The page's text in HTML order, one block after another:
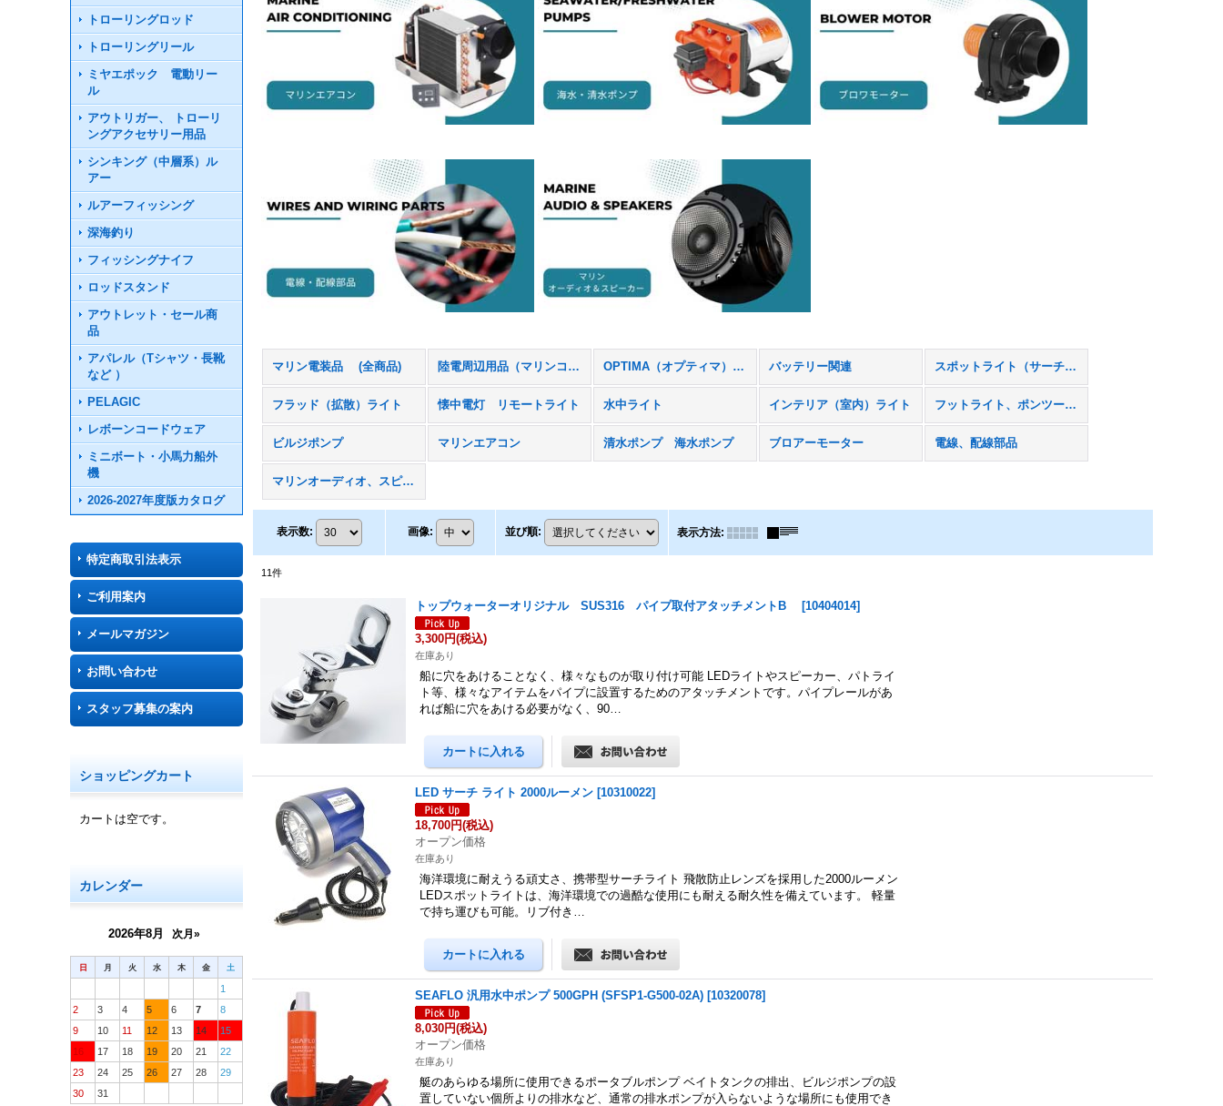
トローリングロッド
トローリングリール
ミヤエポック 電動リー
ル
アウトリガー、 トローリ
ングアクセサリー用品
シンキング（中層系）ル
アー
ルアーフィッシング
深海釣り
フィッシングナイフ
ロッドスタンド
アウトレット・セール商
品
アパレル（Tシャツ・長靴
など ）
PELAGIC
レボーンコードウェア
ミニボート・小馬力船外
機
2026-2027年度版カタログ
特定商取引法表示
ご利用案内
メールマガジン
お問い合わせ
スタッフ募集の案内
ショッピングカート
カートは空です。
カレンダー
2026年8月 次月»
日 月 火 水 木 金 土
1
2
3 4 5 6 7
8
9
10 11 12 13 14
15
16
17 18 19 20 21
22
23
24 25 26 27 28
29
30
31
マリン電装品 (全商品) 陸電周辺用品（マリンコ社） OPTIMA（オプティマ）バッテリー バッテリー関連 スポットライト（サーチライト）
フラッド（拡散）ライト 懐中電灯 リモートライト 水中ライト インテリア（室内）ライト フットライト、ポンツーンライト
ビルジポンプ マリンエアコン 清水ポンプ 海水ポンプ ブロアーモーター 電線、配線部品
マリンオーディオ、スピーカー
表示数: 画像: 並び順: 表示方法:
11件
トップウォーターオリジナル SUS316 パイプ取付アタッチメントB [10404014]
3,300円(税込)
在庫あり
船に穴をあけることなく、様々なものが取り付け可能 LEDライトやスピーカー、パトライ
ト等、様々なアイテムをパイプに設置するためのアタッチメントです。パイプレールがあ
れば船に穴をあける必要がなく、90…
LED サーチ ライト 2000ルーメン [10310022]
18,700円(税込)
オープン価格
在庫あり
海洋環境に耐えうる頑丈さ、携帯型サーチライト 飛散防止レンズを採用した2000ルーメン
LEDスポットライトは、海洋環境での過酷な使用にも耐える耐久性を備えています。 軽量
で持ち運びも可能。リブ付き…
SEAFLO 汎用水中ポンプ 500GPH (SFSP1-G500-02A) [10320078]
8,030円(税込)
オープン価格
在庫あり
艇のあらゆる場所に使用できるポータブルポンプ ベイトタンクの排出、ビルジポンプの設
置していない個所よりの排水など、通常の排水ポンプが入らないような場所にも使用でき